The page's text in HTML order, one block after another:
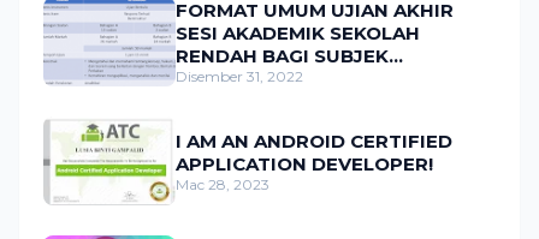
FORMAT UMUM UJIAN AKHIR
SESI AKADEMIK SEKOLAH
RENDAH BAGI SUBJEK
MATEMATIK
Disember 31, 2022
I AM AN ANDROID CERTIFIED
APPLICATION DEVELOPER!
Mac 28, 2023